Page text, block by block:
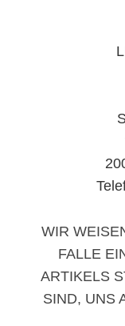
WIR
FALLE
ARTIKELS
SIND, UNS